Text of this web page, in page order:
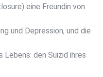
eine Freundin von
und Depression, und die
den Suizid ihres